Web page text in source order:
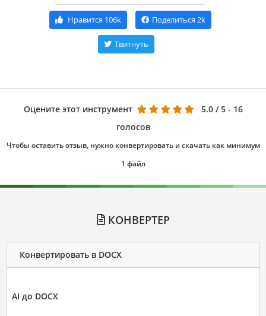
Нравится 106k Поделиться 2k
Твитнуть
Оцените этот инструмент 5.0 / 5 - 16
голосов
Чтобы оставить отзыв, нужно конвертировать и скачать как минимум
1 файл
КОНВЕРТЕР
Конвертировать в DOCX
AI до DOCX